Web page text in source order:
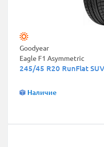
Goodyear
Eagle F1 Asymmetric
245/45 R20 RunFlat
Наличие